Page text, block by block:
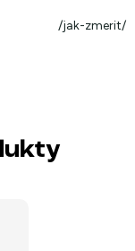
/jak-zmerit/